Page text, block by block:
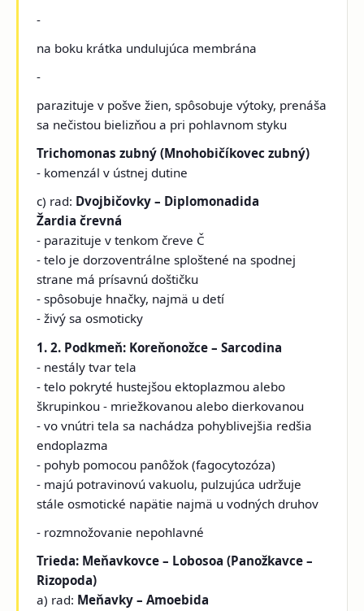
-
na boku krátka undulujúca membrána
-
parazituje v pošve žien, spôsobuje výtoky, prenáša
sa nečistou bielizňou a pri pohlavnom styku
Trichomonas zubný (Mnohobičíkovec zubný)
- komenzál v ústnej dutine
c) rad: Dvojbičovky – Diplomonadida
Žardia črevná
- parazituje v tenkom čreve Č
- telo je dorzoventrálne sploštené na spodnej
strane má prísavnú doštičku
- spôsobuje hnačky, najmä u detí
- živý sa osmoticky
1. 2. Podkmeň: Koreňonožce – Sarcodina
- nestály tvar tela
- telo pokryté hustejšou ektoplazmou alebo
škrupinkou - mriežkovanou alebo dierkovanou
- vo vnútri tela sa nachádza pohyblivejšia redšia
endoplazma
- pohyb pomocou panôžok (fagocytozóza)
- majú potravinovú vakuolu, pulzujúca udržuje
stále osmotické napätie najmä u vodných druhov
- rozmnožovanie nepohlavné
Trieda: Meňavkovce – Lobosoa (Panožkavce –
Rizopoda)
a) rad: Meňavky – Amoebida